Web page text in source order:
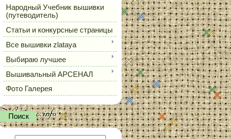
Народный Учебник вышивки
(путеводитель)
Статьи и конкурсные страницы
Все вышивки zlataya
Выбираю лучшее
Вышивальный АРСЕНАЛ
Фото Галерея
Поиск